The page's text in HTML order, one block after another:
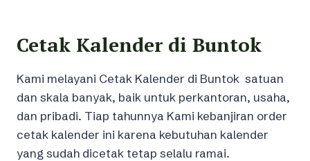
Cetak Kalender di Buntok
Kami melayani Cetak Kalender di Buntok satuan
dan skala banyak, baik untuk perkantoran, usaha,
dan pribadi. Tiap tahunnya Kami kebanjiran order
cetak kalender ini karena kebutuhan kalender
yang sudah dicetak tetap selalu ramai.